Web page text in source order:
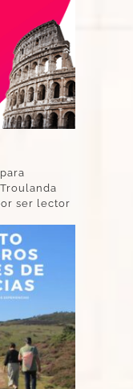
ser lector